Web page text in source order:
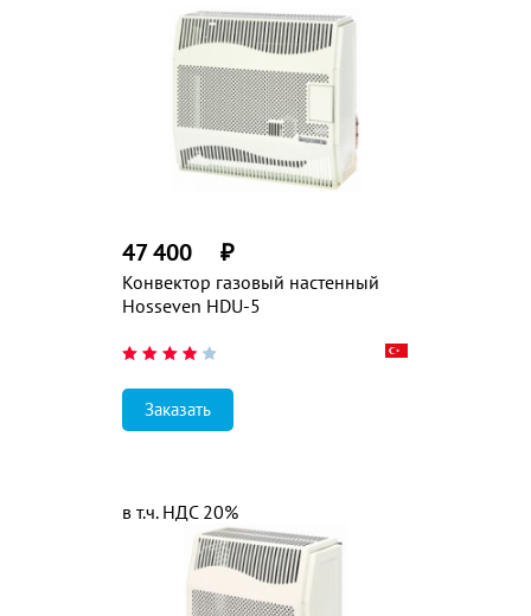
Конвектор газовый настенный
Hosseven HDU-5
47 400 ₽
Заказать
в т.ч. НДС 20%